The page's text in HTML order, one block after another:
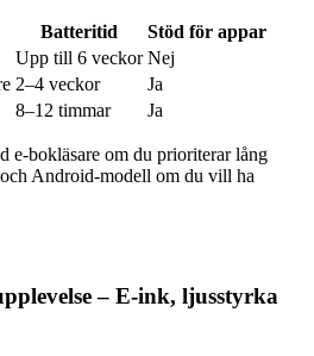
Batteritid
Stöd för appar
Upp till 6 veckor Nej
2–4 veckor
Ja
8–12 timmar Ja
e-bokläsare om du prioriterar lång
Android-modell om du vill ha
– E-ink, ljusstyrka